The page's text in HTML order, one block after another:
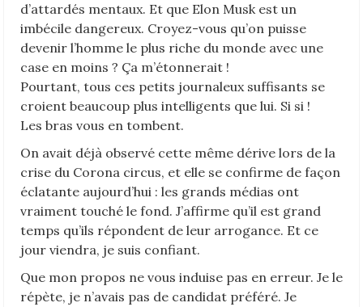
d’attardés mentaux. Et que Elon Musk est un
imbécile dangereux. Croyez-vous qu’on puisse
devenir l’homme le plus riche du monde avec une
case en moins ? Ça m’étonnerait !
Pourtant, tous ces petits journaleux suffisants se
croient beaucoup plus intelligents que lui. Si si !
Les bras vous en tombent.
On avait déjà observé cette même dérive lors de la
crise du Corona circus, et elle se confirme de façon
éclatante aujourd’hui : les grands médias ont
vraiment touché le fond. J’affirme qu’il est grand
temps qu’ils répondent de leur arrogance. Et ce
jour viendra, je suis confiant.
Que mon propos ne vous induise pas en erreur. Je le
répète, je n’avais pas de candidat préféré. Je